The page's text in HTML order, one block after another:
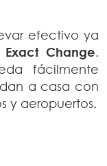
efectivo ya
Exact Change.
fácilmente
a casa con
y aeropuertos.